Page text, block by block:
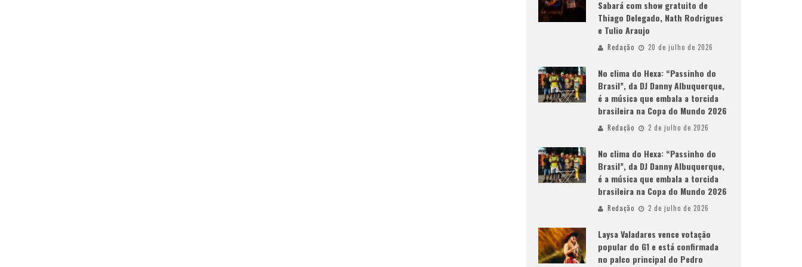
Sabará com show gratuito de
Thiago Delegado, Nath Rodrigues
e Tulio Araujo
Redação 20 de julho de 2026
No clima do Hexa: “Passinho do
Brasil”, da DJ Danny Albuquerque,
é a música que embala a torcida
brasileira na Copa do Mundo 2026
Redação 2 de julho de 2026
No clima do Hexa: “Passinho do
Brasil”, da DJ Danny Albuquerque,
é a música que embala a torcida
brasileira na Copa do Mundo 2026
Redação 2 de julho de 2026
Laysa Valadares vence votação
popular do G1 e está confirmada
no palco principal do Pedro